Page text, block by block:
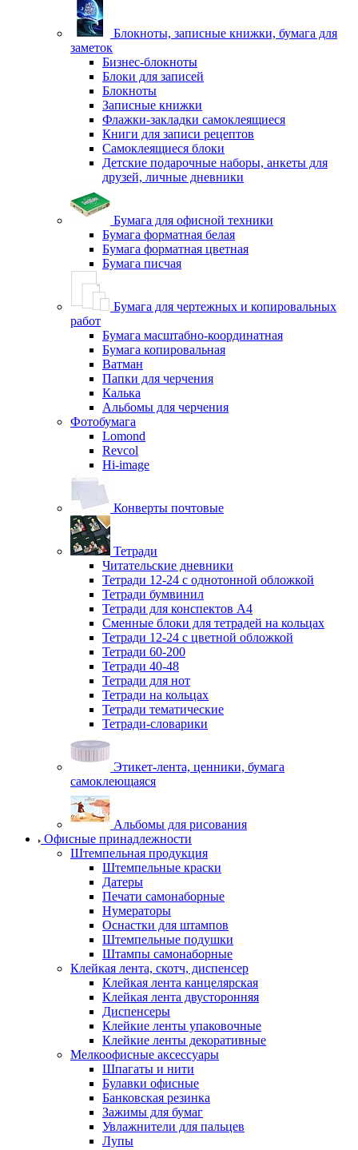
Блокноты, записные книжки, бумага для
заметок
Бизнес-блокноты
Блоки для записей
Блокноты
Записные книжки
Флажки-закладки самоклеящиеся
Книги для записи рецептов
Самоклеящиеся блоки
Детские подарочные наборы, анкеты для
друзей, личные дневники
Бумага для офисной техники
Бумага форматная белая
Бумага форматная цветная
Бумага писчая
Бумага для чертежных и копировальных
работ
Бумага масштабно-координатная
Бумага копировальная
Ватман
Папки для черчения
Калька
Альбомы для черчения
Фотобумага
Lomond
Revcol
Hi-image
Конверты почтовые
Тетради
Читательские дневники
Тетради 12-24 с однотонной обложкой
Тетради бумвинил
Тетради для конспектов А4
Сменные блоки для тетрадей на кольцах
Тетради 12-24 с цветной обложкой
Тетради 60-200
Тетради 40-48
Тетради для нот
Тетради на кольцах
Тетради тематические
Тетради-словарики
Этикет-лента, ценники, бумага
самоклеющаяся
Альбомы для рисования
Офисные принадлежности
Штемпельная продукция
Штемпельные краски
Датеры
Печати самонаборные
Нумераторы
Оснастки для штампов
Штемпельные подушки
Штампы самонаборные
Клейкая лента, скотч, диспенсер
Клейкая лента канцелярская
Клейкая лента двусторонняя
Диспенсеры
Клейкие ленты упаковочные
Клейкие ленты декоративные
Мелкоофисные аксессуары
Шпагаты и нити
Булавки офисные
Банковская резинка
Зажимы для бумаг
Увлажнители для пальцев
Лупы